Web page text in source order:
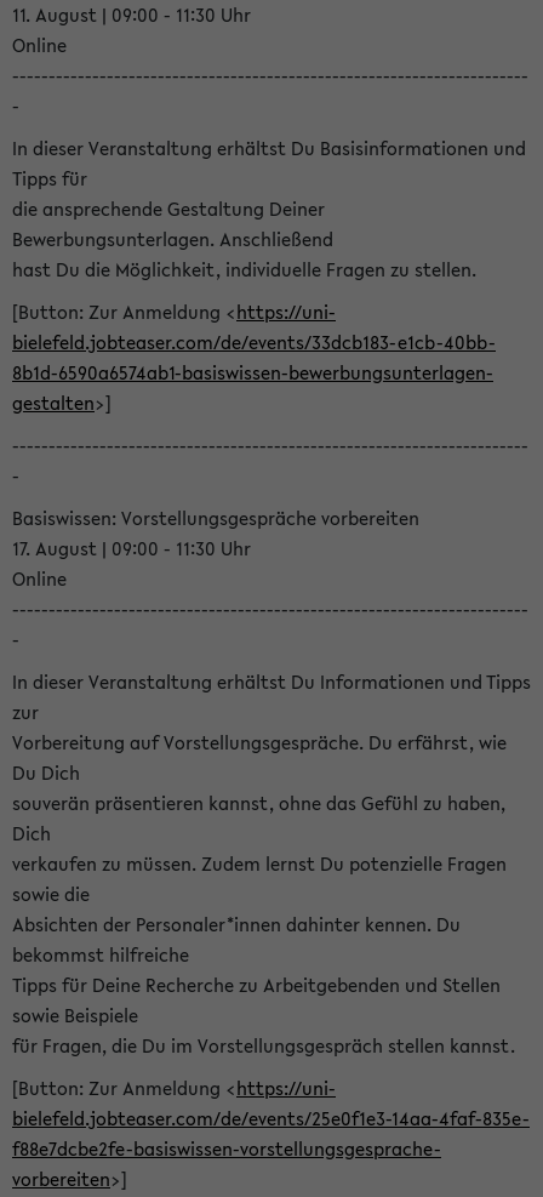
11. August | 09:00 - 11:30 Uhr
Online
-----------------------------------------------------------------------
-
In dieser Veranstaltung erhältst Du Basisinformationen und
Tipps für
die ansprechende Gestaltung Deiner
Bewerbungsunterlagen. Anschließend
hast Du die Möglichkeit, individuelle Fragen zu stellen.
[Button: Zur Anmeldung <https://uni-
bielefeld.jobteaser.com/de/events/33dcb183-e1cb-40bb-
8b1d-6590a6574ab1-basiswissen-bewerbungsunterlagen-
gestalten>]
-----------------------------------------------------------------------
-
Basiswissen: Vorstellungsgespräche vorbereiten
17. August | 09:00 - 11:30 Uhr
Online
-----------------------------------------------------------------------
-
In dieser Veranstaltung erhältst Du Informationen und Tipps
zur
Vorbereitung auf Vorstellungsgespräche. Du erfährst, wie
Du Dich
souverän präsentieren kannst, ohne das Gefühl zu haben,
Dich
verkaufen zu müssen. Zudem lernst Du potenzielle Fragen
sowie die
Absichten der Personaler*innen dahinter kennen. Du
bekommst hilfreiche
Tipps für Deine Recherche zu Arbeitgebenden und Stellen
sowie Beispiele
für Fragen, die Du im Vorstellungsgespräch stellen kannst.
[Button: Zur Anmeldung <https://uni-
bielefeld.jobteaser.com/de/events/25e0f1e3-14aa-4faf-835e-
f88e7dcbe2fe-basiswissen-vorstellungsgesprache-
vorbereiten>]